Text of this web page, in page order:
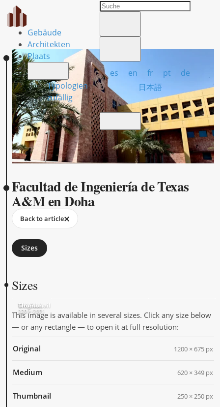
Gebäude
Architekten
Plaats
Typologien
zufällig
es en fr pt
de
日本語
Facultad de Ingeniería de Texas
A&M en Doha
Back to article
Sizes
Sizes
Original
1200 × 675
Medium
620 × 349
Thumbnail
250 × 250
This image is available in several sizes. Click any size below
— or any rectangle — to open it at full resolution:
Original 1200 × 675 px
Medium 620 × 349 px
Thumbnail 250 × 250 px